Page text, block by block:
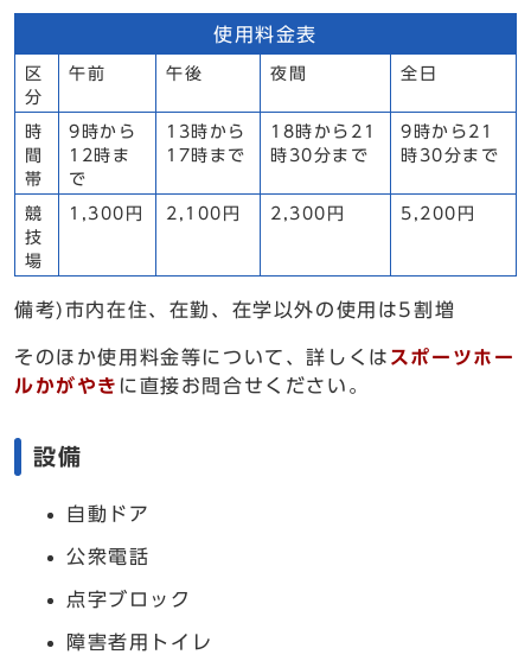
使用料金表
区
分
午前 午後 夜間 全日
時
間
帯
9時から
12時ま
で
13時から
17時まで
18時から21
時30分まで
9時から21
時30分まで
競
技
場
1,300円 2,100円 2,300円 5,200円
備考)市内在住、在勤、在学以外の使用は5割増
そのほか使用料金等について、詳しくは スポーツホー
ルかがやき に直接お問合せください。
設備
自動ドア
公衆電話
点字ブロック
障害者用トイレ